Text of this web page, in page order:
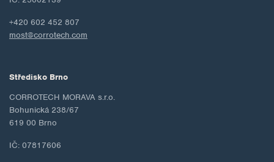
+420 602 452 807
most@corrotech.com
Středisko Brno
CORROTECH MORAVA s.r.o.
Bohunická 238/67
619 00 Brno
IČ: 07817606